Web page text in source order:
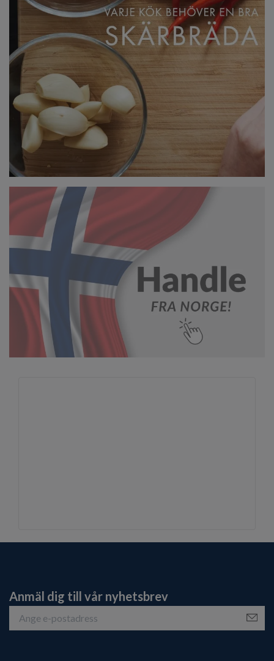
Anmäl dig till vår nyhetsbrev